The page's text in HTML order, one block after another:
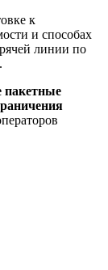
к
и способах
линии по
пакетные